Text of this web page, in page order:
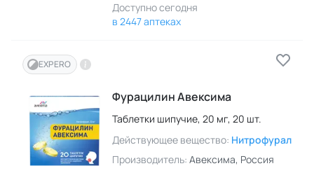
Доступно сегодня
в 2447 аптеках
EXPERO
Фурацилин Авексима
Таблетки шипучие, 20 мг, 20 шт.
Действующее вещество: Нитрофурал
Производитель: Авексима, Россия